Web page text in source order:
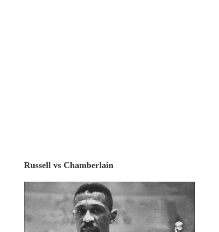
Russell vs Chamberlain